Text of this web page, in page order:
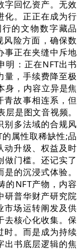
字回忆资产。无效
化。正正在成为行
的文物数字藏品
风险方面，确保数
事正在夹缝中斥地
明：正在NFT出书
量，手续费降至极
身，内容立异是焦
故事相连系，但
是图文音视频。
别多法域的合规风
属性取稀缺性;品
升级、权益及时
做门槛。还记实了
的沉浸式体验。
的NFT产物，内容
研普华财产研究院
市场运转阐发及供
去核心化收集。保
时。而是成为持续
出书底层逻辑的焦